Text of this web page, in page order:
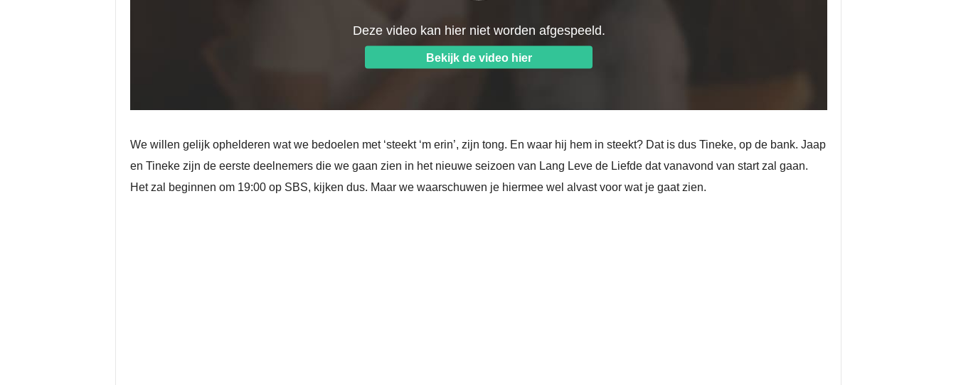
We willen gelijk ophelderen wat we bedoelen met ‘steekt ‘m erin’, zijn tong. En waar hij hem in steekt? Dat is dus Tineke, op de bank. Jaap
en Tineke zijn de eerste deelnemers die we gaan zien in het nieuwe seizoen van Lang Leve de Liefde dat vanavond van start zal gaan.
Het zal beginnen om 19:00 op SBS, kijken dus. Maar we waarschuwen je hiermee wel alvast voor wat je gaat zien.